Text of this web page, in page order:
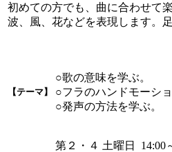
初めての方でも、曲に合わせて
波、風、花などを表現します。
【テーマ】
○歌の意味を学ぶ。
○フラのハンドモーシ
○発声の方法を学ぶ。
第２・４ 土曜日 14:00